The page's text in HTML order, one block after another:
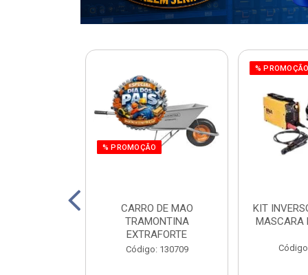
% PROMOÇÃO
CARRO DE MAO
TRAMONTINA
EXTRAFORTE
Código: 130709
%
KIT
MASCARA